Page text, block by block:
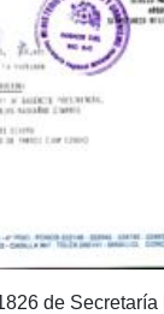
de Secretaría